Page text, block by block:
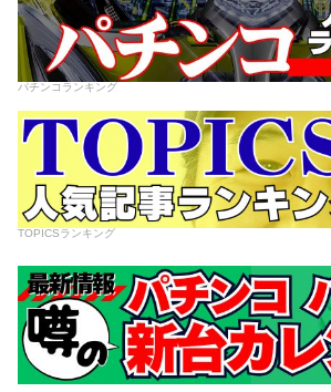
パチンコランキング
TOPICSランキング